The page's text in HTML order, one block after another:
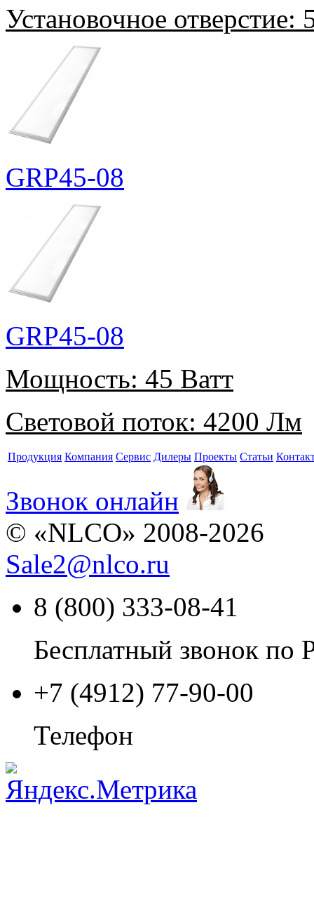
Установочное отверстие:
GRP45-08
GRP45-08
Мощность: 45 Ватт
Световой поток: 4200 Лм
Продукция Компания Сервис Дилеры Проекты Статьи
Звонок онлайн
© «NLCO» 2008-2026
Sale2@nlco.ru
8 (800) 333-08-41
Бесплатный звонок по
+7 (4912) 77-90-00
Телефон